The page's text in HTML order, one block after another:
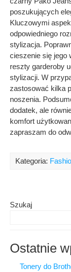
poszukujących
Kluczowymi
odpowiedniego
stylizacja.
cieszenie się jego
reszty garderoby
stylizacji. W
zastosować kilka
noszenia.
dodatek, ale
komfort
zapraszam do
Kategoria:
Szukaj
Ostatnie
Tonery do